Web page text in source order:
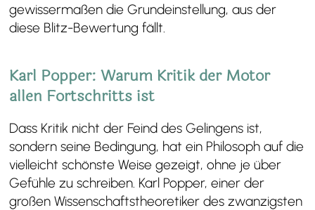
gewissermaßen die Grundeinstellung, aus der
diese Blitz-Bewertung fällt.
Karl Popper: Warum Kritik der Motor
allen Fortschritts ist
Dass Kritik nicht der Feind des Gelingens ist,
sondern seine Bedingung, hat ein Philosoph auf die
vielleicht schönste Weise gezeigt, ohne je über
Gefühle zu schreiben. Karl Popper, einer der
großen Wissenschaftstheoretiker des zwanzigsten